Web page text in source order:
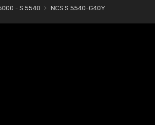
- S 5540 NCS S 5540-G40Y